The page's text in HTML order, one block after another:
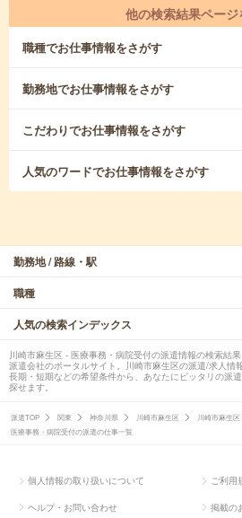
他の検索結果ページ
職種でお仕事情報をさがす
勤務地でお仕事情報をさがす
こだわりでお仕事情報をさがす
人気のワードでお仕事情報をさがす
勤務地 / 路線・駅
職種
人気の検索インデックス
川崎市麻生区 - 医療事務・病院受付の派遣情報の検索結
派遣会社のポータルサイト。川崎市麻生区の派遣/求人情
長期・短期などの希望条件から、あなたにピッタリの派
探せます。
派遣TOP 関東 神奈川県 川崎市麻生区 川崎市麻生
医療事務・病院受付の派遣の仕事一覧
個人情報の取り扱いについて ご利用
ヘルプ・お問い合わせ 掲載の